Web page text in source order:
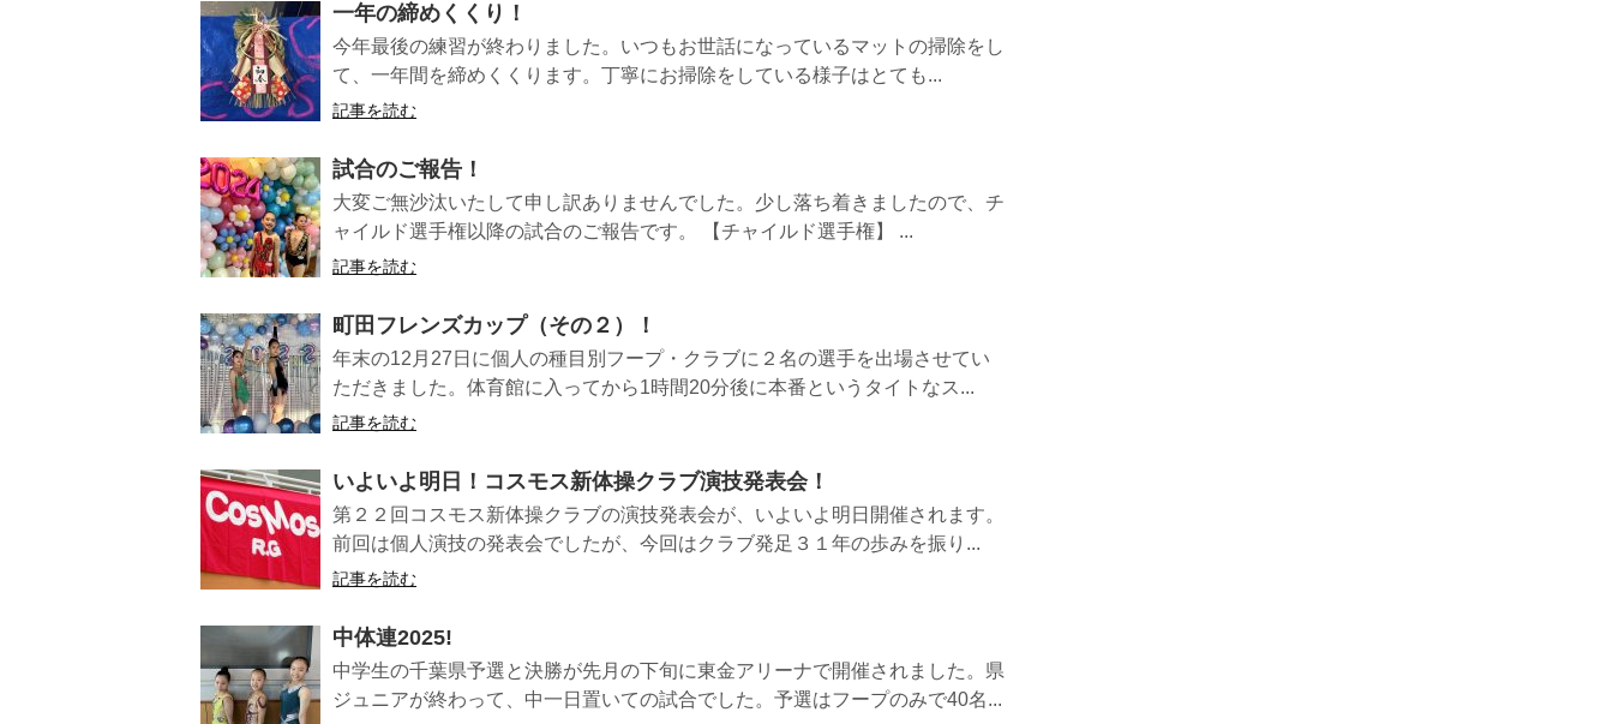
一年の締めくくり！
今年最後の練習が終わりました。いつもお世話になっているマットの掃除をし
て、一年間を締めくくります。丁寧にお掃除をしている様子はとても...
記事を読む
試合のご報告！
大変ご無沙汰いたして申し訳ありませんでした。少し落ち着きましたので、チ
ャイルド選手権以降の試合のご報告です。 【チャイルド選手権】 ...
記事を読む
町田フレンズカップ（その２）！
年末の12月27日に個人の種目別フープ・クラブに２名の選手を出場させてい
ただきました。体育館に入ってから1時間20分後に本番というタイトなス...
記事を読む
いよいよ明日！コスモス新体操クラブ演技発表会！
第２２回コスモス新体操クラブの演技発表会が、いよいよ明日開催されます。
前回は個人演技の発表会でしたが、今回はクラブ発足３１年の歩みを振り...
記事を読む
中体連2025!
中学生の千葉県予選と決勝が先月の下旬に東金アリーナで開催されました。県
ジュニアが終わって、中一日置いての試合でした。予選はフープのみで40名...